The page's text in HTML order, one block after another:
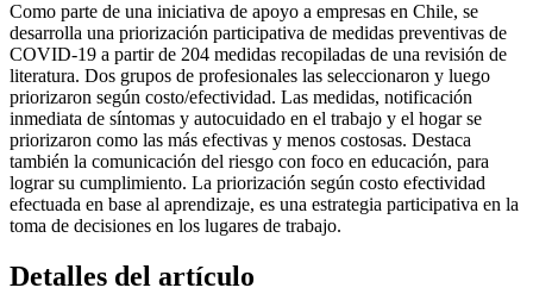
Como parte de una iniciativa de apoyo a empresas en Chile, se
desarrolla una priorización participativa de medidas preventivas de
COVID-19 a partir de 204 medidas recopiladas de una revisión de
literatura. Dos grupos de profesionales las seleccionaron y luego
priorizaron según costo/efectividad. Las medidas, notificación
inmediata de síntomas y autocuidado en el trabajo y el hogar se
priorizaron como las más efectivas y menos costosas. Destaca
también la comunicación del riesgo con foco en educación, para
lograr su cumplimiento. La priorización según costo efectividad
efectuada en base al aprendizaje, es una estrategia participativa en la
toma de decisiones en los lugares de trabajo.
Detalles del artículo